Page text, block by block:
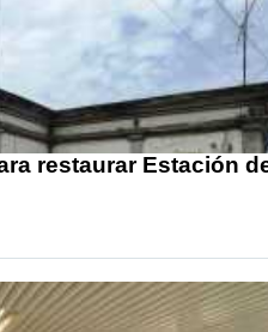
restaurar Estación